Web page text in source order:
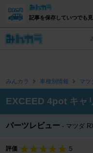
記事を保存していつでも見
みんカラ 車種別情報 マツ
EXCEED 4pot キャ
パーツレビュー マツダ
評価 5